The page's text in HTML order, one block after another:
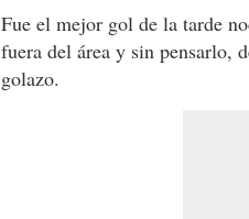
Fue el mejor gol de la tarde
fuera del área y sin pensarlo,
golazo.